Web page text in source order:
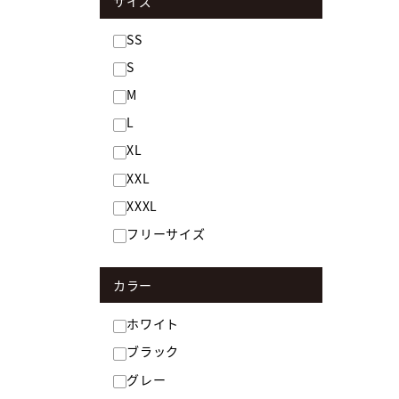
SS
S
M
L
XL
XXL
XXXL
フリーサイズ
カラー
ホワイト
ブラック
グレー